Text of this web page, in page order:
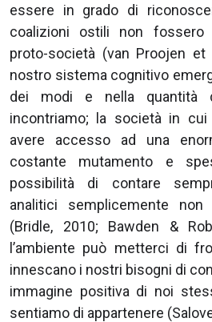
essere in grado di
coalizioni ostili non fossero
proto-società (van Proojen
nostro sistema cognitivo
dei modi e nella quantità
incontriamo; la società in
avere accesso ad una
costante mutamento e
possibilità di contare
analitici semplicemente
(Bridle, 2010; Bawden &
l’ambiente può metterci di
innescano i nostri bisogni di
immagine positiva di noi
sentiamo di appartenere